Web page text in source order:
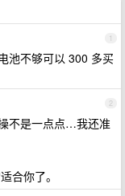
1
池不够可以 300 多买
2
不是一点点…我还准
合你了。